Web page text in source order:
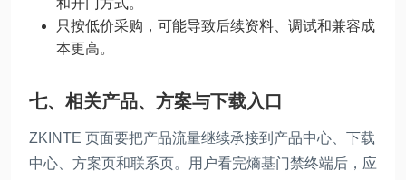
和开门方式。
只按低价采购，可能导致后续资料、调试和兼容成
本更高。
七、相关产品、方案与下载入口
ZKINTE 页面要把产品流量继续承接到产品中心、下载
中心、方案页和联系页。用户看完熵基门禁终端后，应